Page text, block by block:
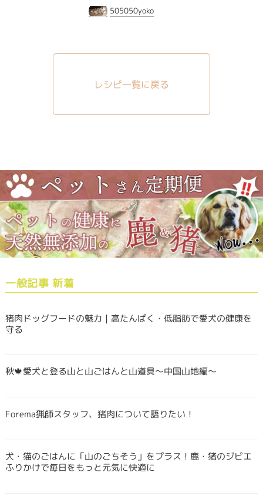
505050yoko
レシピ一覧に戻る
一般記事 新着
猪肉ドッグフードの魅力｜高たんぱく・低脂肪で愛犬の健康を
守る
秋🍁愛犬と登る山と山ごはんと山道具〜中国山地編〜
Forema猟師スタッフ、猪肉について語りたい！
犬・猫のごはんに「山のごちそう」をプラス！鹿・猪のジビエ
ふりかけで毎日をもっと元気に快適に